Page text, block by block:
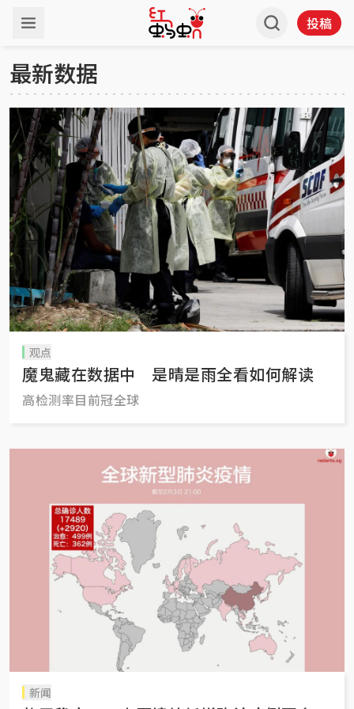
投稿
最新数据
观点
魔鬼藏在数据中 是晴是雨全看如何解读
高检测率目前冠全球
新闻